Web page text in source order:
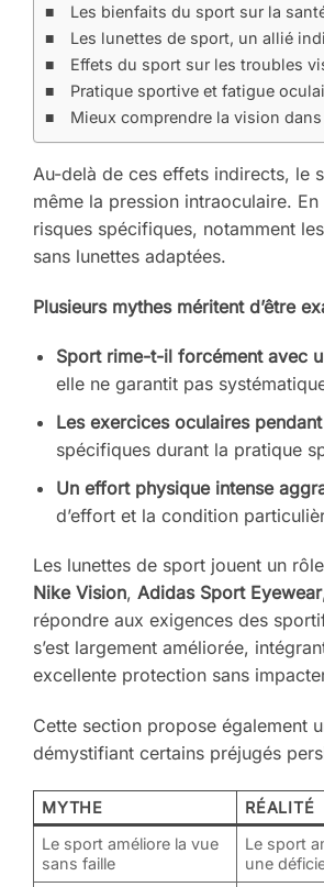
Les bienfaits du sport sur la
Les lunettes de sport, un allié
Effets du sport sur les troubles
Pratique sportive et fatigue
Mieux comprendre la vision
Au-delà de ces effets indirects, le
même la pression intraoculaire.
risques spécifiques, notamment
sans lunettes adaptées.
Plusieurs mythes méritent d’être
Sport rime-t-il forcément avec
elle ne garantit pas
Les exercices oculaires
spécifiques durant la pratique
Un effort physique intense
d’effort et la condition
Les lunettes de sport jouent un
Nike Vision, Adidas Sport Eyewear
répondre aux exigences des
s’est largement améliorée,
excellente protection sans
Cette section propose également
démystifiant certains préjugés
MYTHE RÉALITÉ
Le sport améliore la vue
sans faille
Le sport
une